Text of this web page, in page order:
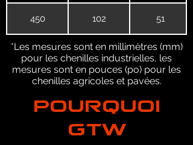
450 102 51
*Les mesures sont en millimètres (mm)
pour les chenilles industrielles, les
mesures sont en pouces (po) pour les
chenilles agricoles et pavées.
POURQUOI
GTW